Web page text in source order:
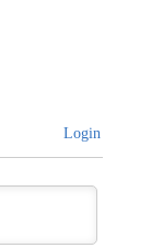
Login